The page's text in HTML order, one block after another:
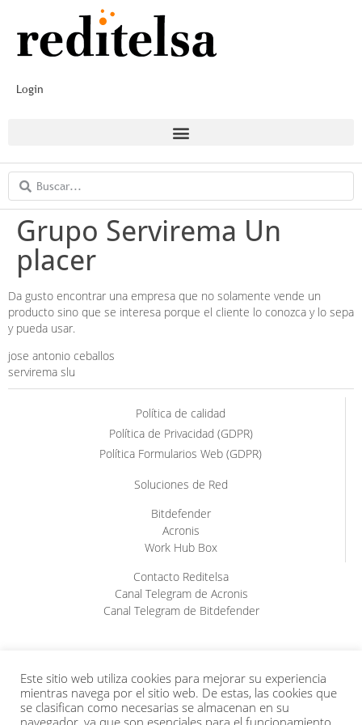
Login
Grupo Servirema Un
placer
Da gusto encontrar una empresa que no solamente vende un
producto sino que se interesa porque el cliente lo conozca y lo sepa
y pueda usar.
jose antonio ceballos
servirema slu
Política de calidad
Política de Privacidad (GDPR)
Política Formularios Web (GDPR)
Soluciones de Red
Bitdefender
Acronis
Work Hub Box
Contacto Reditelsa
Canal Telegram de Acronis
Canal Telegram de Bitdefender
Este sitio web utiliza cookies para mejorar su experiencia
mientras navega por el sitio web. De estas, las cookies que
se clasifican como necesarias se almacenan en su
navegador, ya que son esenciales para el funcionamiento